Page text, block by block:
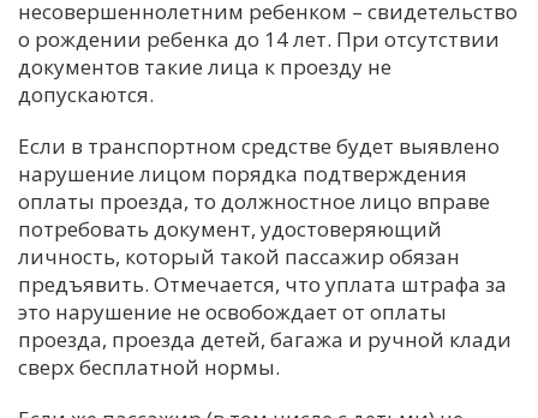
И
К
М
Н
Т
У
Х
Ч
Я
несовершеннолетним ребенком – свидетельство
о рождении ребенка до 14 лет. При отсутствии
документов такие лица к проезду не
допускаются.
Если в транспортном средстве будет выявлено
нарушение лицом порядка подтверждения
оплаты проезда, то должностное лицо вправе
потребовать документ, удостоверяющий
личность, который такой пассажир обязан
предъявить. Отмечается, что уплата штрафа за
это нарушение не освобождает от оплаты
проезда, проезда детей, багажа и ручной клади
сверх бесплатной нормы.